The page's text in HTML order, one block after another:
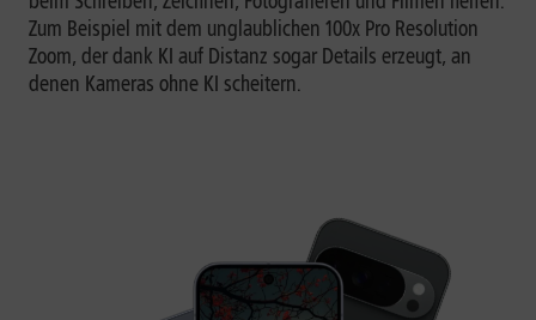
Zum Beispiel mit dem unglaublichen 100x Pro Resolution
Zoom, der dank KI auf Distanz sogar Details erzeugt, an
denen Kameras ohne KI scheitern.